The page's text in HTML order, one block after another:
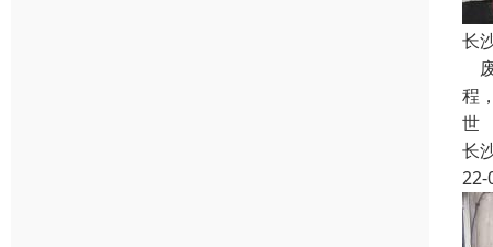
长
程
世
长
22-